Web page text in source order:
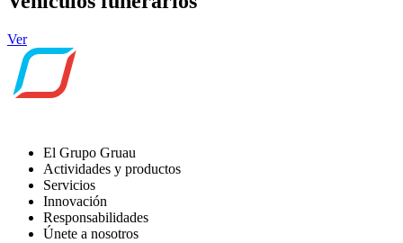
Ver
El Grupo Gruau
Actividades y productos
Servicios
Innovación
Responsabilidades
Únete a nosotros